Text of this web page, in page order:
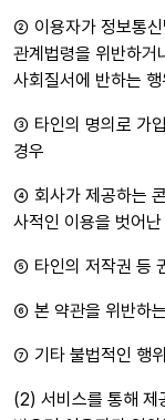
② 이용자가 정보통신
관계법령을 위반하거
사회질서에 반하는
③ 타인의 명의로 가
경우
④ 회사가 제공하는
사적인 이용을 벗어
⑤ 타인의 저작권 등
⑥ 본 약관을 위반하
⑦ 기타 불법적인 행위
(2) 서비스를 통해 제